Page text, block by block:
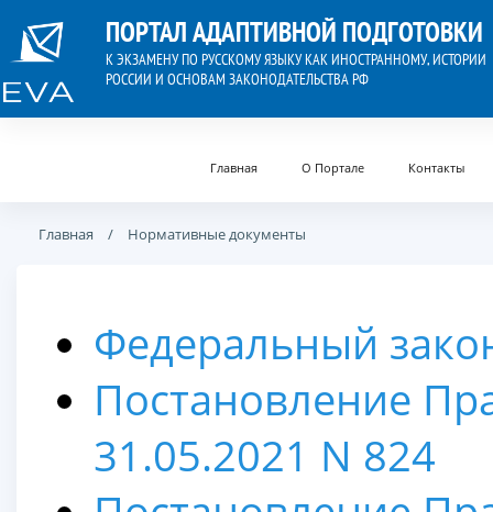
ПОРТАЛ АДАПТИВНОЙ ПОДГОТОВКИ
К ЭКЗАМЕНУ ПО РУССКОМУ ЯЗЫКУ КАК ИНОСТРАННОМУ, ИСТОРИИ
РОССИИ И ОСНОВАМ ЗАКОНОДАТЕЛЬСТВА РФ
Главная О Портале Контакты
Главная Нормативные документы
Федеральный
Постановление
31.05.2021 N 824